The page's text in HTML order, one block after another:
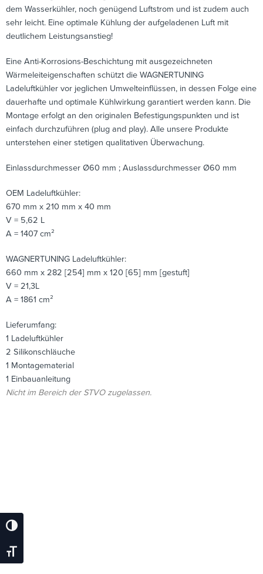
Umschalten Auf Hohe Kontraste
Schrift Vergrößern
dem Wasserkühler, noch genügend Luftstrom und ist zudem auch
sehr leicht. Eine optimale Kühlung der aufgeladenen Luft mit
deutlichem Leistungsanstieg!
Eine Anti-Korrosions-Beschichtung mit ausgezeichneten
Wärmeleiteigenschaften schützt die WAGNERTUNING
Ladeluftkühler vor jeglichen Umwelteinflüssen, in dessen Folge eine
dauerhafte und optimale Kühlwirkung garantiert werden kann. Die
Montage erfolgt an den originalen Befestigungspunkten und ist
einfach durchzuführen (plug and play). Alle unsere Produkte
unterstehen einer stetigen qualitativen Überwachung.
Einlassdurchmesser Ø60 mm ; Auslassdurchmesser Ø60 mm
OEM Ladeluftkühler:
670 mm x 210 mm x 40 mm
V = 5,62 L
A = 1407 cm²
WAGNERTUNING Ladeluftkühler:
660 mm x 282 [254] mm x 120 [65] mm [gestuft]
V = 21,3L
A = 1861 cm²
Lieferumfang:
1 Ladeluftkühler
2 Silikonschläuche
1 Montagematerial
1 Einbauanleitung
Nicht im Bereich der STVO zugelassen.